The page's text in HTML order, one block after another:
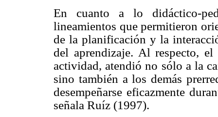
En cuanto a lo didáctico-
lineamientos que permitieron
de la planificación y la
del aprendizaje. Al respecto,
actividad, atendió no sólo a la
sino también a los demás
desempeñarse eficazmente
señala Ruíz (1997).